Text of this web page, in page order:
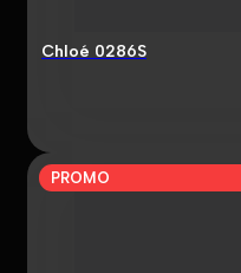
Chloé 0286S
PROMO